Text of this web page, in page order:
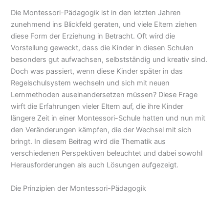
Die Montessori-Pädagogik ist in den letzten Jahren
zunehmend ins Blickfeld geraten, und viele Eltern ziehen
diese Form der Erziehung in Betracht. Oft wird die
Vorstellung geweckt, dass die Kinder in diesen Schulen
besonders gut aufwachsen, selbstständig und kreativ sind.
Doch was passiert, wenn diese Kinder später in das
Regelschulsystem wechseln und sich mit neuen
Lernmethoden auseinandersetzen müssen? Diese Frage
wirft die Erfahrungen vieler Eltern auf, die ihre Kinder
längere Zeit in einer Montessori-Schule hatten und nun mit
den Veränderungen kämpfen, die der Wechsel mit sich
bringt. In diesem Beitrag wird die Thematik aus
verschiedenen Perspektiven beleuchtet und dabei sowohl
Herausforderungen als auch Lösungen aufgezeigt.
Die Prinzipien der Montessori-Pädagogik